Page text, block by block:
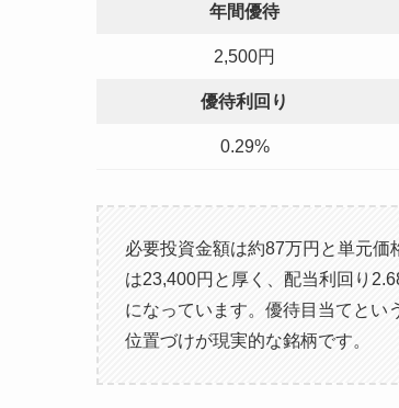
年間優待
2,500円
優待利回り
0.29%
必要投資金額は約87万円と単元
は23,400円と厚く、配当利回り
になっています。優待目当てとい
位置づけが現実的な銘柄です。